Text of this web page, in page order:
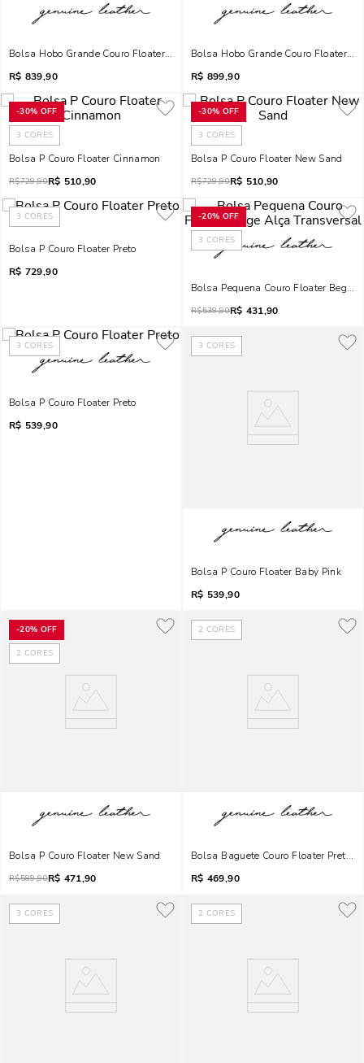
Bolsa Hobo Grande Couro Floater Preto
R$ 839,90
Bolsa Hobo Grande Couro Floater
R$ 899,90
-30% OFF
3 CORES
Bolsa P Couro Floater Cinnamon
R$729,90R$ 510,90
-30% OFF
3 CORES
Bolsa P Couro Floater New Sand
R$729,90R$ 510,90
3 CORES
Bolsa P Couro Floater Preto
R$ 729,90
-20% OFF
3 CORES
Bolsa Pequena Couro Floater Bege
R$539,90R$ 431,90
3 CORES
Bolsa P Couro Floater Preto
R$ 539,90
3 CORES
Bolsa P Couro Floater Baby Pink
R$ 539,90
-20% OFF
2 CORES
Bolsa P Couro Floater New Sand
R$589,90R$ 471,90
2 CORES
Bolsa Baguete Couro Floater Preto
R$ 469,90
3 CORES 2 CORES